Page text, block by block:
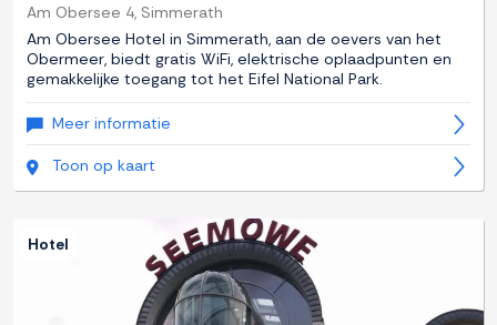
Am Obersee 4, Simmerath
Am Obersee Hotel in Simmerath, aan de oevers van het
Obermeer, biedt gratis WiFi, elektrische oplaadpunten en
gemakkelijke toegang tot het Eifel National Park.
Meer informatie
Toon op kaart
Hotel